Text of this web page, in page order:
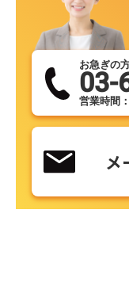
お急ぎの
03-
営業時間
メ